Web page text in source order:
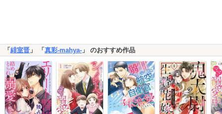
「緋室晋 」 「真彩-mahya- 」 のおすすめ作品